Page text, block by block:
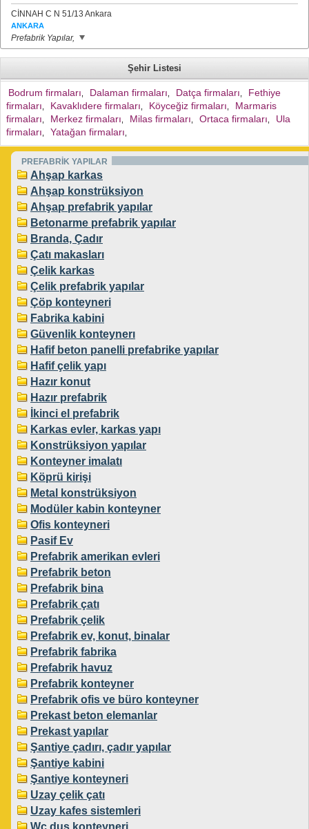
CİNNAH C N 51/13 Ankara
ANKARA
Prefabrik Yapılar,
Şehir Listesi
Bodrum firmaları Dalaman firmaları Datça firmaları
Fethiye
firmaları
Kavaklıdere firmaları Köyceğiz firmaları
Marmaris
firmaları
Merkez firmaları Milas firmaları Ortaca firmaları
Ula
firmaları
Yatağan firmaları
PREFABRİK YAPILAR
Ahşap karkas
Ahşap konstrüksiyon
Ahşap prefabrik yapılar
Betonarme prefabrik yapılar
Branda, Çadır
Çatı makasları
Çelik karkas
Çelik prefabrik yapılar
Çöp konteyneri
Fabrika kabini
Güvenlik konteynerı
Hafif beton panelli prefabrike yapılar
Hafif çelik yapı
Hazır konut
Hazır prefabrik
İkinci el prefabrik
Karkas evler, karkas yapı
Konstrüksiyon yapılar
Konteyner imalatı
Köprü kirişi
Metal konstrüksiyon
Modüler kabin konteyner
Ofis konteyneri
Pasif Ev
Prefabrik amerikan evleri
Prefabrik beton
Prefabrik bina
Prefabrik çatı
Prefabrik çelik
Prefabrik ev, konut, binalar
Prefabrik fabrika
Prefabrik havuz
Prefabrik konteyner
Prefabrik ofis ve büro konteyner
Prekast beton elemanlar
Prekast yapılar
Şantiye çadırı, çadır yapılar
Şantiye kabini
Şantiye konteyneri
Uzay çelik çatı
Uzay kafes sistemleri
Wc duş konteyneri